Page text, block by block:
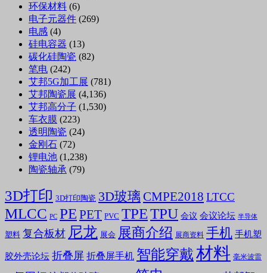
环保材料 (6)
电子元器件 (269)
电感 (4)
硅电容器 (13)
碳化硅陶瓷 (82)
笔电 (242)
艾邦5G加工展 (781)
艾邦陶瓷展 (4,136)
艾邦高分子 (1,530)
车衣膜 (223)
透明陶瓷 (24)
金刚石 (72)
锂电池 (1,238)
陶瓷轴承 (79)
3D打印 3D打印陶瓷 3D玻璃 CMPE2018 LTCC
MLCC PC PE PET PVC TPETPU 会议 会议论坛 半导体
塑料 复合板材 尼龙 展会 展商介绍 展商资料 手机 手机塑
胶外壳论坛 折叠屏 折叠屏手机 智能穿戴材料 毫米波雷